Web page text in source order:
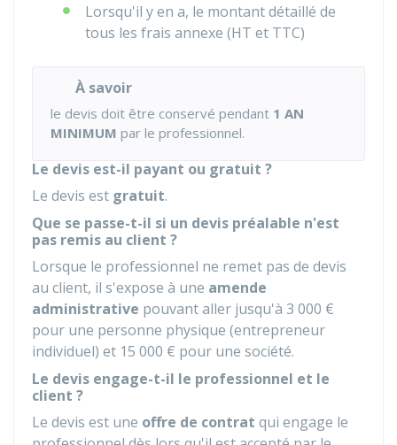
Lorsqu'il y en a, le montant détaillé de
tous les frais annexe (HT et TTC)
À savoir
le devis doit être conservé pendant 1 AN
MINIMUM par le professionnel.
Le devis est-il payant ou gratuit ?
Le devis est gratuit.
Que se passe-t-il si un devis préalable n'est
pas remis au client ?
Lorsque le professionnel ne remet pas de devis
au client, il s'expose à une amende
administrative pouvant aller jusqu'à 3 000 €
pour une personne physique (entrepreneur
individuel) et 15 000 € pour une société.
Le devis engage-t-il le professionnel et le
client ?
Le devis est une offre de contrat qui engage le